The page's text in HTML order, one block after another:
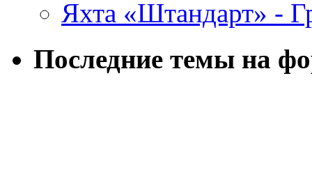
Яхта «Штандарт» -
Последние темы на